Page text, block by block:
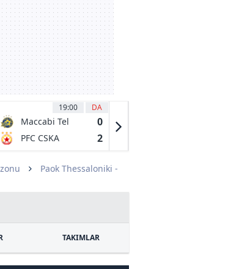
19:00 DA
Maccabi Tel
Aviv FC
0
PFC CSKA
2
Paok Thessaloniki -
TAKIMLAR